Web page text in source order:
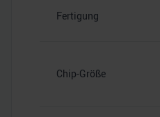
Fertigung
Chip-Größe